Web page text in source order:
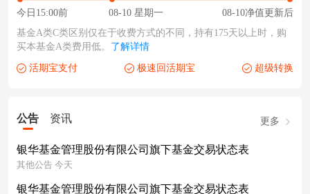
今日15:00前 08-10 星期一
08-10净值更新后
基金A类C类区别仅在于收费方式的不同，持有175天以上时，购
买本基金A类费用低。 了解详情
活期宝支付 极速回活期宝 超级转换
公告 资讯 更多
银华基金管理股份有限公司旗下基金交易状态表
其他公告 今天
银华基金管理股份有限公司旗下基金交易状态表